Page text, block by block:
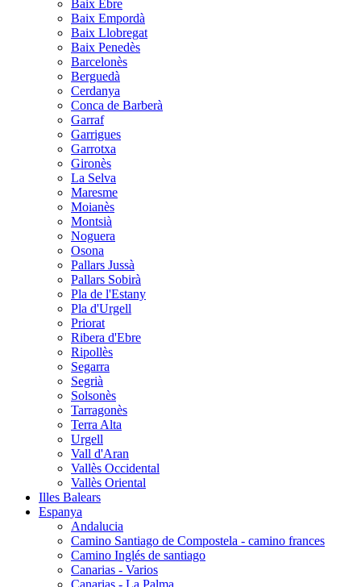
Baix Ebre
Baix Empordà
Baix Llobregat
Baix Penedès
Barcelonès
Berguedà
Cerdanya
Conca de Barberà
Garraf
Garrigues
Garrotxa
Gironès
La Selva
Maresme
Moianès
Montsià
Noguera
Osona
Pallars Jussà
Pallars Sobirà
Pla de l'Estany
Pla d'Urgell
Priorat
Ribera d'Ebre
Ripollès
Segarra
Segrià
Solsonès
Tarragonès
Terra Alta
Urgell
Vall d'Aran
Vallès Occidental
Vallès Oriental
Illes Balears
Espanya
Andalucia
Camino Santiago de Compostela - camino frances
Camino Inglés de santiago
Canarias - Varios
Canarias - La Palma